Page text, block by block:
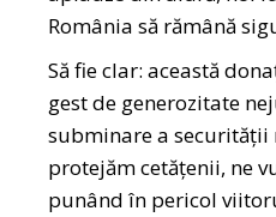
România să rămână
Să fie clar: această
gest de generozitate
subminare a securității
protejăm cetățenii, ne
punând în pericol